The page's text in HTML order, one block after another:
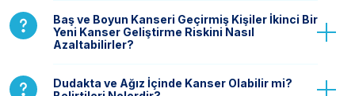
Baş ve Boyun Kanseri Geçirmiş Kişiler İkinci Bir
Yeni Kanser Geliştirme Riskini Nasıl
Azaltabilirler?
Dudakta ve Ağız İçinde Kanser Olabilir mi?